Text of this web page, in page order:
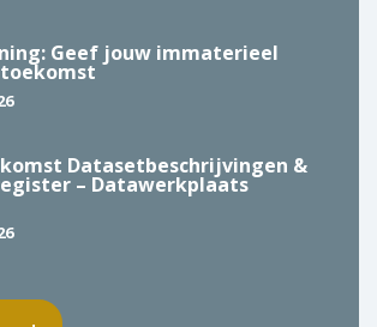
Geef jouw immaterieel
Datasetbeschrijvingen &
– Datawerkplaats